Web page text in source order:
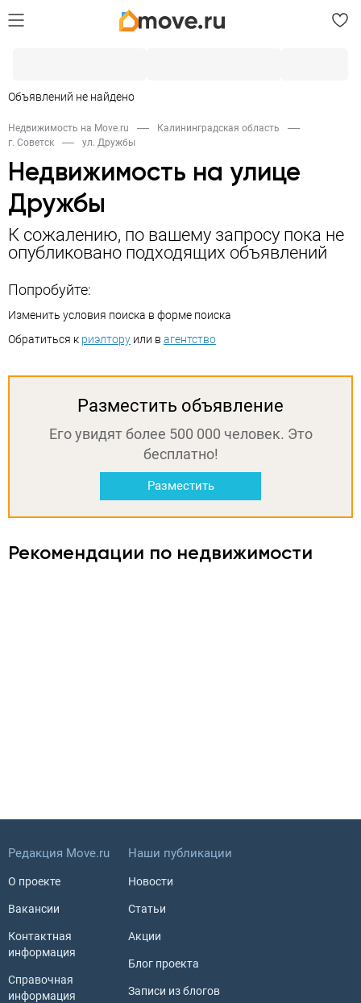
Объявлений не найдено
Недвижимость на Move.ru
Калининградская область
г. Советск
ул. Дружбы
Недвижимость на улице
Дружбы
К сожалению, по вашему запросу пока не
опубликовано подходящих объявлений
Попробуйте:
Изменить условия поиска в форме поиска
Обратиться к риэлтору или в агентство
Разместить объявление
Его увидят более 500 000 человек. Это
бесплатно!
Разместить
Рекомендации по недвижимости
Редакция Move.ru
О проекте
Вакансии
Контактная
информация
Справочная
информация
Наши публикации
Новости
Статьи
Акции
Блог проекта
Записи из блогов